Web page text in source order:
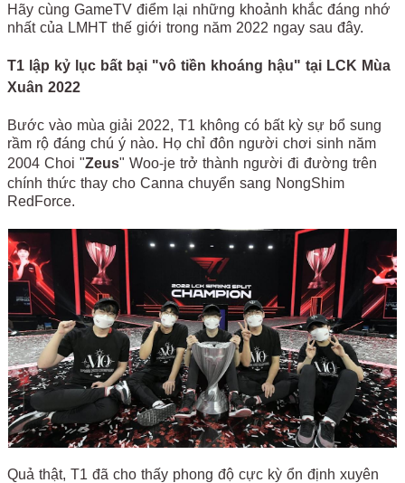
Hãy cùng GameTV điểm lại những khoảnh khắc đáng nhớ
nhất của LMHT thế giới trong năm 2022 ngay sau đây.
T1 lập kỷ lục bất bại "vô tiền khoáng hậu" tại LCK Mùa
Xuân 2022
Bước vào mùa giải 2022, T1 không có bất kỳ sự bổ sung
rầm rộ đáng chú ý nào. Họ chỉ đôn người chơi sinh năm
2004 Choi "Zeus" Woo-je trở thành người đi đường trên
chính thức thay cho Canna chuyển sang NongShim
RedForce.
Quả thật, T1 đã cho thấy phong độ cực kỳ ổn định xuyên